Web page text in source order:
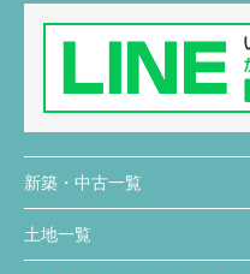
新築・中古一覧
土地一覧